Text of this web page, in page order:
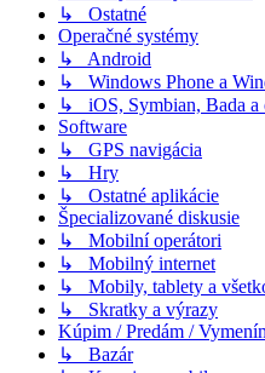
↳ Ostatné
Operačné systémy
↳ Android
↳ Windows Phone a
↳ iOS, Symbian, Bada a
Software
↳ GPS navigácia
↳ Hry
↳ Ostatné aplikácie
Špecializované diskusie
↳ Mobilní operátori
↳ Mobilný internet
↳ Mobily, tablety a
↳ Skratky a výrazy
Kúpim / Predám /
↳ Bazár